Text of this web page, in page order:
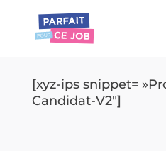
[xyz-ips snippet=
Candidat-V2″]